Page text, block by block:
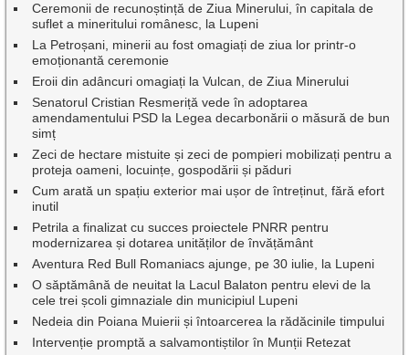
Ceremonii de recunoștință de Ziua Minerului, în capitala de
suflet a mineritului românesc, la Lupeni
La Petroșani, minerii au fost omagiați de ziua lor printr-o
emoționantă ceremonie
Eroii din adâncuri omagiați la Vulcan, de Ziua Minerului
Senatorul Cristian Resmeriță vede în adoptarea
amendamentului PSD la Legea decarbonării o măsură de bun
simț
Zeci de hectare mistuite și zeci de pompieri mobilizați pentru a
proteja oameni, locuințe, gospodării și păduri
Cum arată un spațiu exterior mai ușor de întreținut, fără efort
inutil
Petrila a finalizat cu succes proiectele PNRR pentru
modernizarea și dotarea unităților de învățământ
Aventura Red Bull Romaniacs ajunge, pe 30 iulie, la Lupeni
O săptămână de neuitat la Lacul Balaton pentru elevi de la
cele trei școli gimnaziale din municipiul Lupeni
Nedeia din Poiana Muierii și întoarcerea la rădăcinile timpului
Intervenție promptă a salvamontiștilor în Munții Retezat